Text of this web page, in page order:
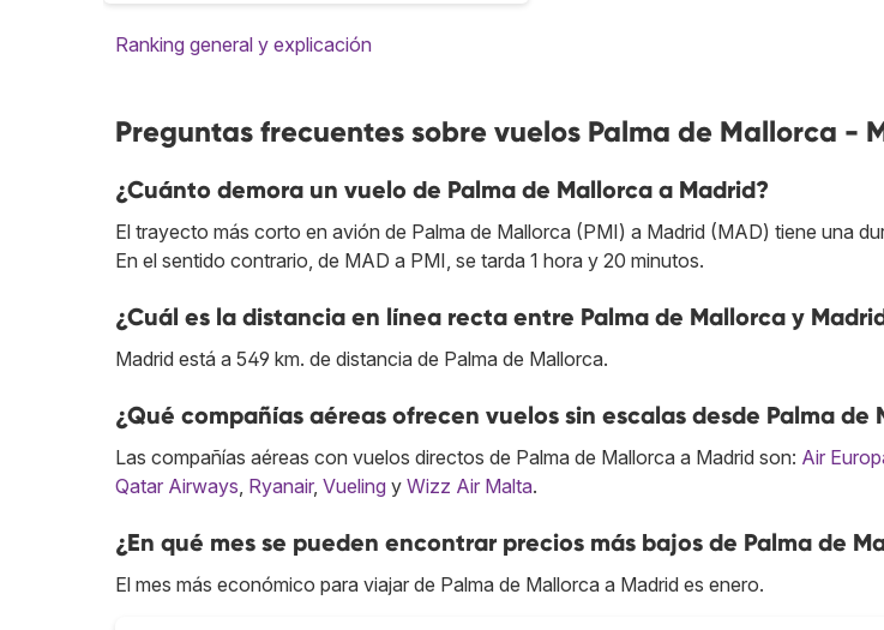
Ranking general y explicación
Preguntas frecuentes sobre vuelos Palma de Mallorca -
¿Cuánto demora un vuelo de Palma de Mallorca a Madrid?
El trayecto más corto en avión de Palma de Mallorca (PMI) a Madrid (MAD) tiene una
En el sentido contrario, de MAD a PMI, se tarda 1 hora y 20 minutos.
¿Cuál es la distancia en línea recta entre Palma de Mallorca y
Madrid está a 549 km. de distancia de Palma de Mallorca.
¿Qué compañías aéreas ofrecen vuelos sin escalas desde Palma de
Las compañías aéreas con vuelos directos de Palma de Mallorca a Madrid son: Air
Qatar Airways, Ryanair, Vueling y Wizz Air Malta.
¿En qué mes se pueden encontrar precios más bajos de Palma de
El mes más económico para viajar de Palma de Mallorca a Madrid es enero.